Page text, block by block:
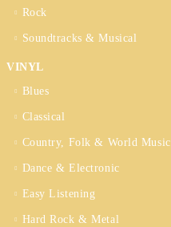
Rock
Soundtracks & Musical
VINYL
Blues
Classical
Country, Folk & World Music
Dance & Electronic
Easy Listening
Hard Rock & Metal